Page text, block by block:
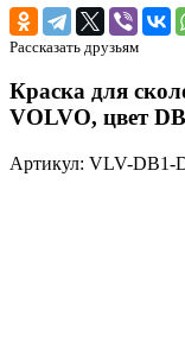
Рассказать друзьям
Краска для
VOLVO, цвет
Артикул: VLV-